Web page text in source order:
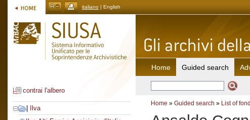
italiano | English
contrai l'albero
Ilva
Home Guided search
Home » Guided search » List of